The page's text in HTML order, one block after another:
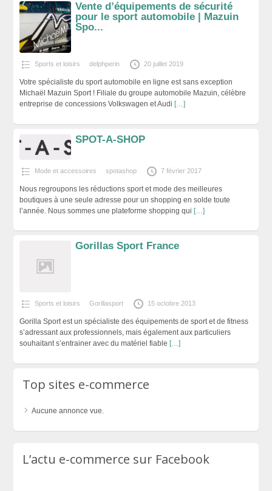
Vente d’équipements de sécurité
pour le sport automobile | Mazuin
Spo...
Sports et loisirs delphperin 20 juillet 2019
Votre spécialiste du sport automobile en ligne est sans exception
Michaël Mazuin Sport ! Filiale du groupe automobile Mazuin, célèbre
entreprise de concessions Volkswagen et Audi […]
SPOT-A-SHOP
Mode et accessoires spotashop 7 février 2017
Nous regroupons les réductions sport et mode des meilleures
boutiques à une seule adresse pour un shopping en solde toute
l’année. Nous sommes une plateforme shopping qui […]
Gorillas Sport France
Sports et loisirs Gorillasport 15 octobre 2013
Gorilla Sport est un spécialiste des équipements de sport et de fitness
s’adressant aux professionnels, mais également aux particuliers
souhaitant s’entrainer avec du matériel fiable […]
Top sites e-commerce
Aucune annonce vue.
L’actu e-commerce sur Facebook